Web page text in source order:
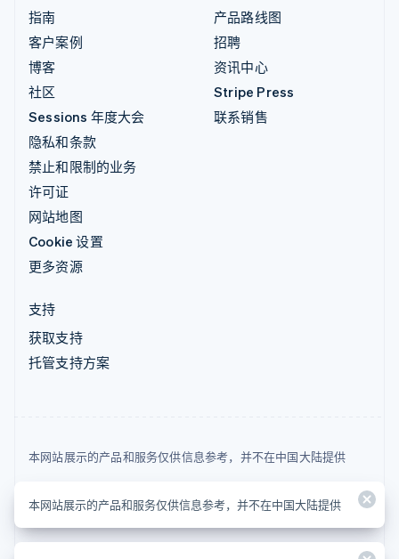
指南
客户案例
博客
社区
Sessions 年度大会
隐私和条款
禁止和限制的业务
许可证
网站地图
Cookie 设置
更多资源
产品路线图
招聘
资讯中心
Stripe Press
联系销售
支持
获取支持
托管支持方案
本网站展示的产品和服务仅供信息参考，并不在中国大陆提供
© 2026 Stripe, LLC
本网站展示的产品和服务仅供信息参考，并不在中国大陆提供